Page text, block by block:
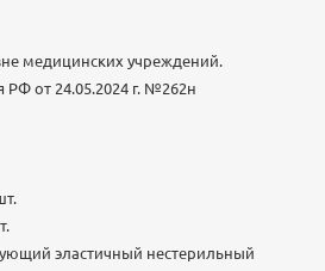
медицинских учреждений.
РФ от 24.05.2024 г. №262н
эластичный нестерильный